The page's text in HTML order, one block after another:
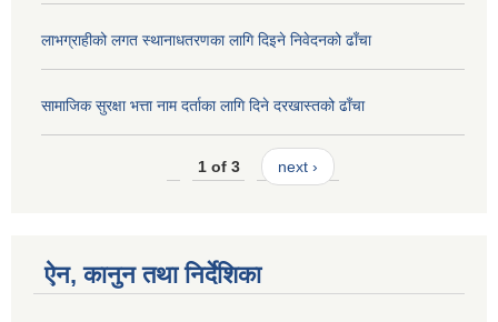
लाभग्राहीको लगत स्थानाधतरणका लागि दिइने निवेदनको ढाँचा
सामाजिक सुरक्षा भत्ता नाम दर्ताका लागि दिने दरखास्तको ढाँचा
1 of 3 next ›
ऐन, कानुन तथा निर्देशिका